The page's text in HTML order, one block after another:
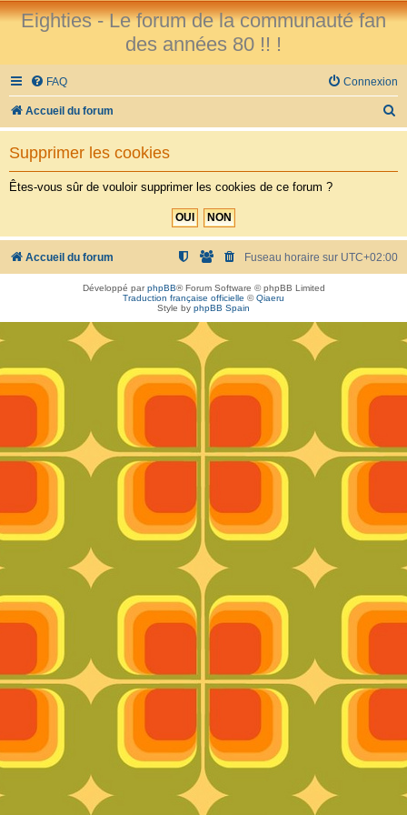
Eighties - Le forum de la communauté fan
des années 80 !! !
FAQ Connexion
Accueil du forum
e
h
r
Supprimer les cookies
Êtes-vous sûr de vouloir supprimer les cookies de ce forum ?
Accueil du forum Fuseau horaire sur UTC+02:00
Développé parphpBB® Forum Software © phpBB Limited
Traduction française officielle ©Qiaeru
Style by phpBB Spain